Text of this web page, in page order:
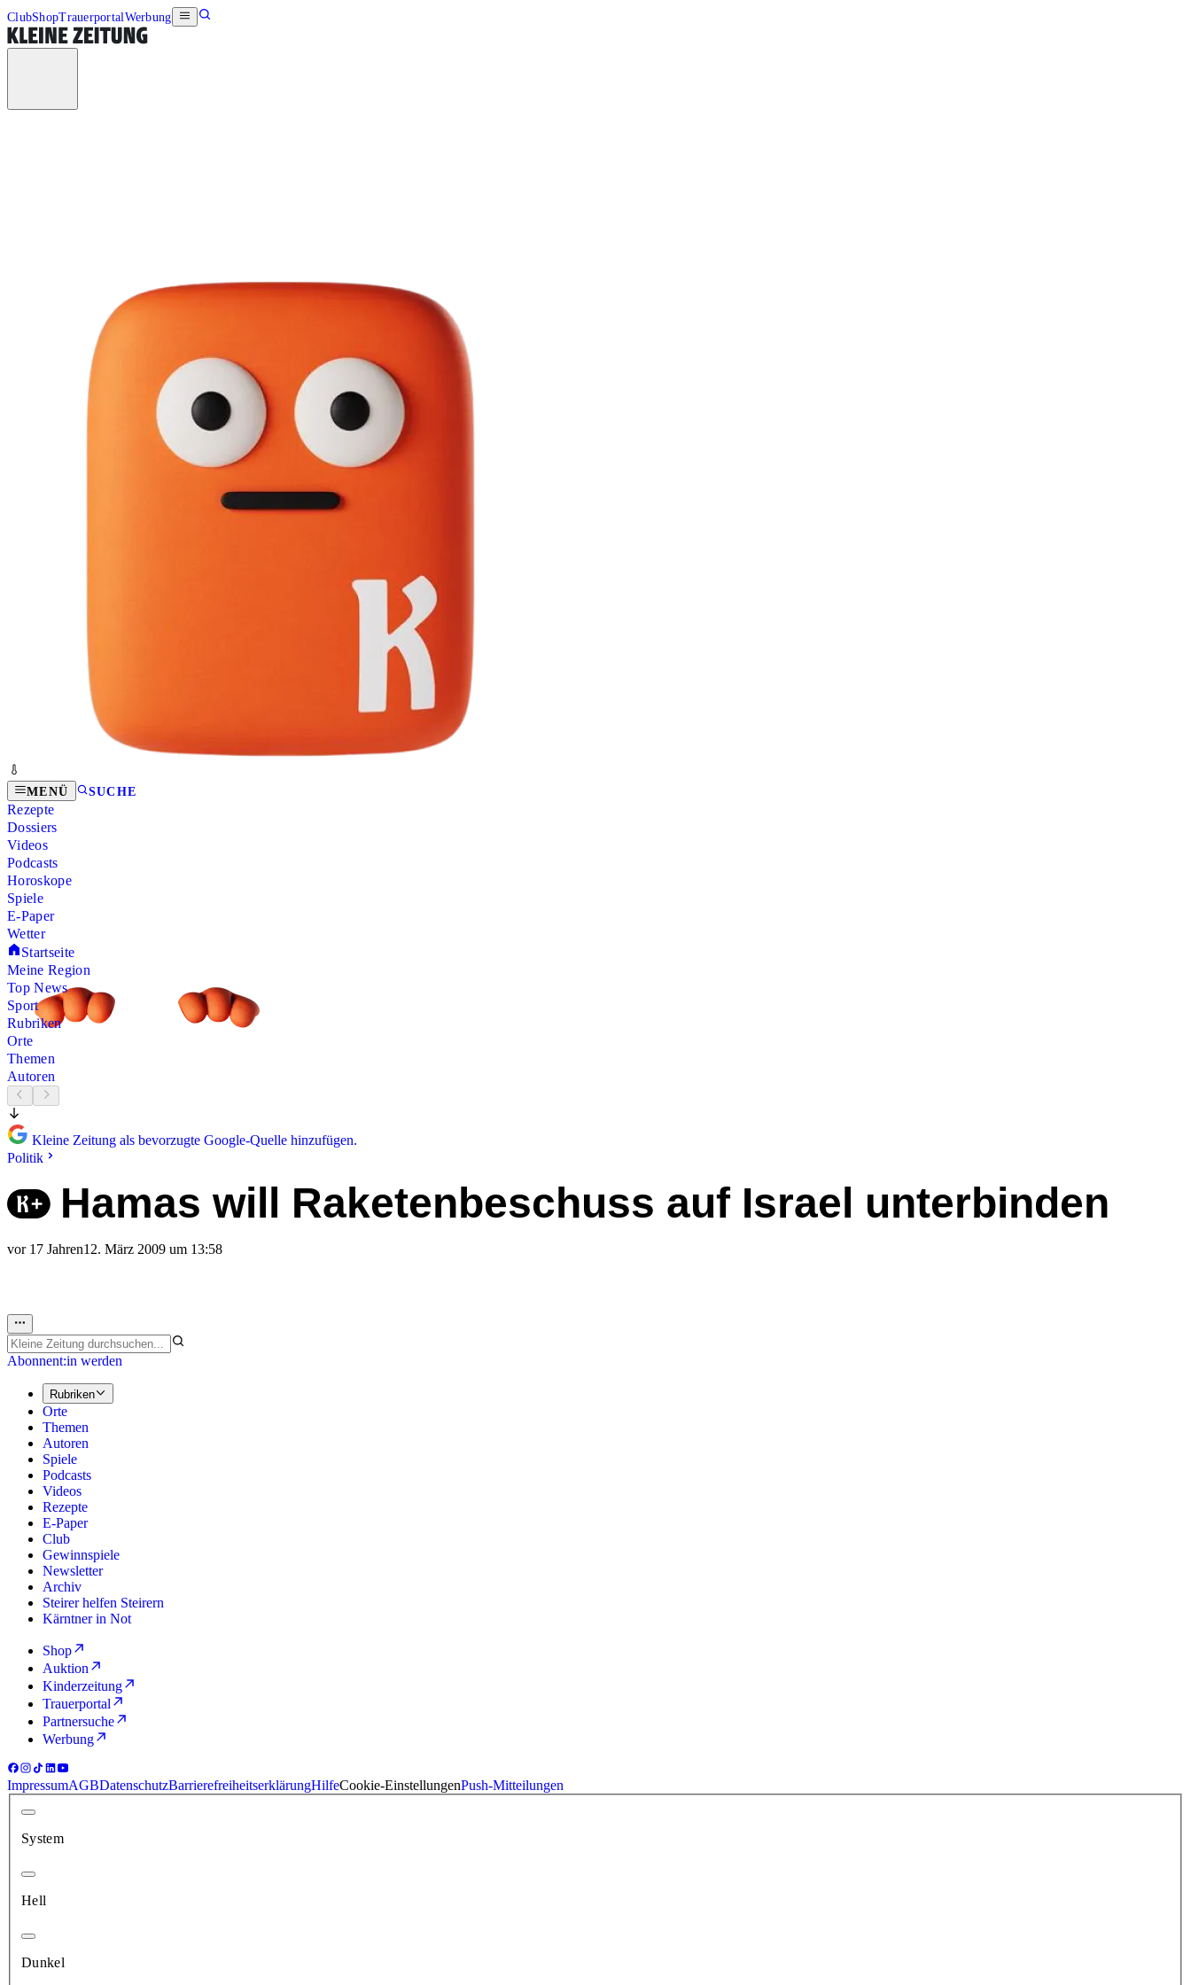
ClubShopTrauerportalWerbung
MENÜ SUCHE
Rezepte
Dossiers
Videos
Podcasts
Horoskope
Spiele
E-Paper
Wetter
Startseite
Meine Region
Top News
Sport
Rubriken
Orte
Themen
Autoren
Kleine Zeitung als bevorzugte Google-Quelle hinzufügen.
Politik
Hamas will Raketenbeschuss auf Israel unterbinden
vor 17 Jahren12. März 2009 um 13:58
Abonnent:in werden
Rubriken
Orte
Themen
Autoren
Spiele
Podcasts
Videos
Rezepte
E-Paper
Club
Gewinnspiele
Newsletter
Archiv
Steirer helfen Steirern
Kärntner in Not
Shop
Auktion
Kinderzeitung
Trauerportal
Partnersuche
Werbung
ImpressumAGBDatenschutzBarrierefreiheitserklärungHilfeCookie-EinstellungenPush-Mitteilungen
System
Hell
Dunkel